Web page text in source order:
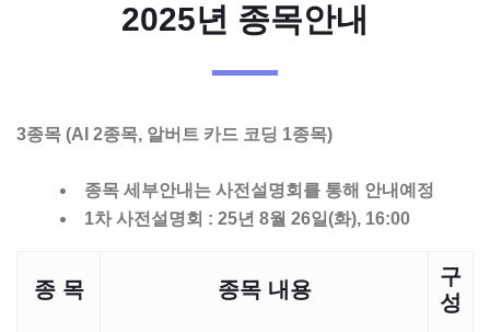
2025년 종목안내
3종목 (AI 2종목, 알버트 카드 코딩 1종목)
종목 세부안내는 사전설명회를 통해 안내예정
1차 사전설명회 : 25년 8월 26일(화), 16:00
종 목 종목 내용
구
성